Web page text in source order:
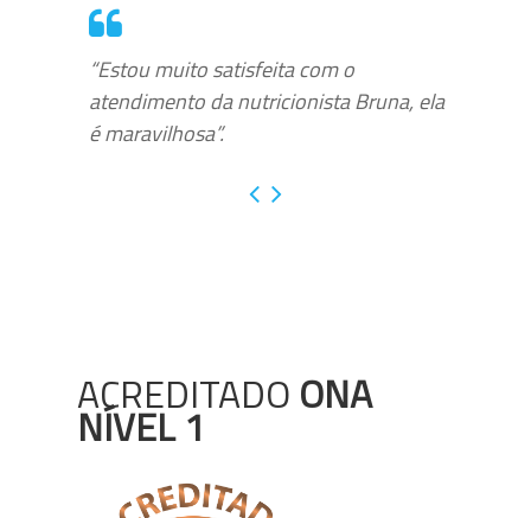
“Estou muito satisfeita com o
atendimento da nutricionista Bruna, ela
é maravilhosa”.
ACREDITADO ONA
NÍVEL 1